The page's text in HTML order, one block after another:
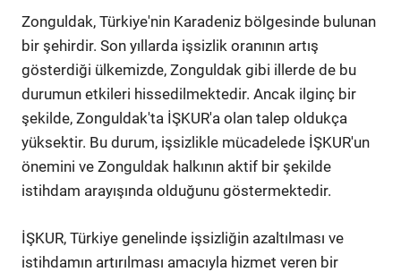
Zonguldak, Türkiye'nin Karadeniz bölgesinde bulunan
bir şehirdir. Son yıllarda işsizlik oranının artış
gösterdiği ülkemizde, Zonguldak gibi illerde de bu
durumun etkileri hissedilmektedir. Ancak ilginç bir
şekilde, Zonguldak'ta İŞKUR'a olan talep oldukça
yüksektir. Bu durum, işsizlikle mücadelede İŞKUR'un
önemini ve Zonguldak halkının aktif bir şekilde
istihdam arayışında olduğunu göstermektedir.
İŞKUR, Türkiye genelinde işsizliğin azaltılması ve
istihdamın artırılması amacıyla hizmet veren bir